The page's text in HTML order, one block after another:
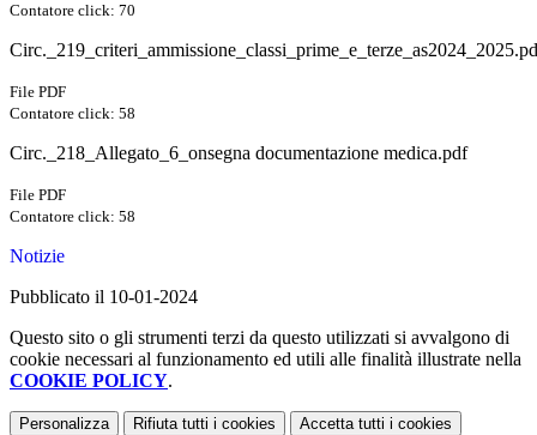
Contatore click: 70
File PDF
Contatore click: 58
Circ._218_Allegato_6_onsegna documentazione medica.pdf
File PDF
Contatore click: 58
Notizie
Pubblicato il 10-01-2024
Questo sito o gli strumenti terzi da questo utilizzati si avvalgono di
cookie necessari al funzionamento ed utili alle finalità illustrate nella
COOKIE POLICY.
Personalizza Rifiuta tutti i cookies Accetta tutti i cookies